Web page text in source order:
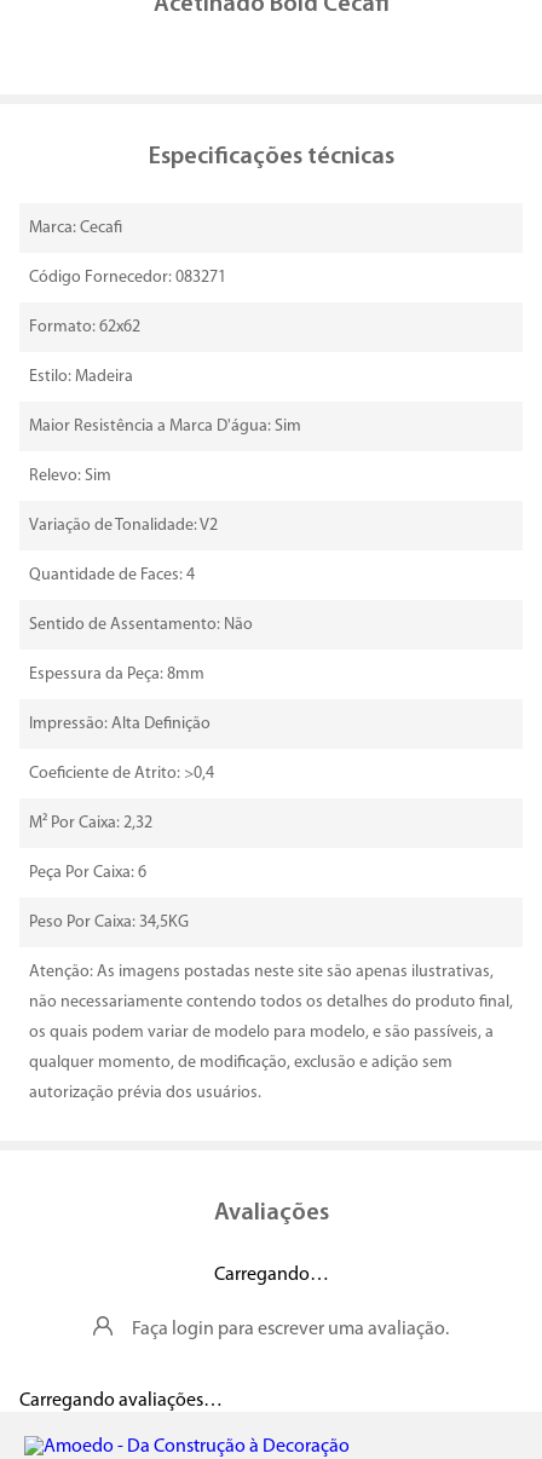
Acetinado Bold Cecafi
Especificações técnicas
Marca: Cecafi
Código Fornecedor: 083271
Formato: 62x62
Estilo: Madeira
Maior Resistência a Marca D'água: Sim
Relevo: Sim
Variação de Tonalidade: V2
Quantidade de Faces: 4
Sentido de Assentamento: Não
Espessura da Peça: 8mm
Impressão: Alta Definição
Coeficiente de Atrito: >0,4
M² Por Caixa: 2,32
Peça Por Caixa: 6
Peso Por Caixa: 34,5KG
Atenção: As imagens postadas neste site são apenas ilustrativas,
não necessariamente contendo todos os detalhes do produto final,
os quais podem variar de modelo para modelo, e são passíveis, a
qualquer momento, de modificação, exclusão e adição sem
autorização prévia dos usuários.
Avaliações
Carregando…
Faça login para escrever uma avaliação.
Carregando avaliações…